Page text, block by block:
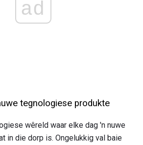
ad
tegnologiese produkte
wêreld waar elke dag 'n nuwe
in die dorp is. Ongelukkig val baie